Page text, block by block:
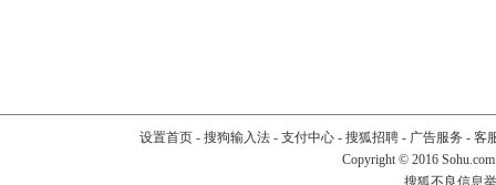
设置首页- 搜狗输入法- 支付中心- 搜狐招聘- 广告服务 - 客
Copyright © 2016
搜狐不良信息